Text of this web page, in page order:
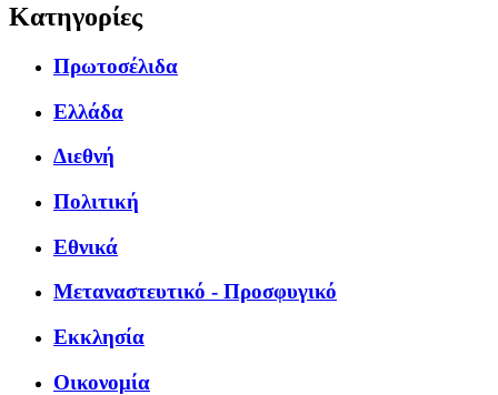
Κατηγορίες
Πρωτοσέλιδα
Ελλάδα
Διεθνή
Πολιτική
Εθνικά
Μεταναστευτικό - Προσφυγικό
Εκκλησία
Οικονομία